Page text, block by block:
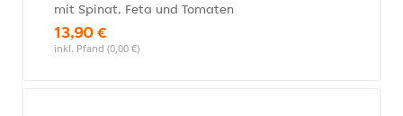
mit Spinat, Feta und Tomaten
13,90 €
inkl. Pfand (0,00 €)